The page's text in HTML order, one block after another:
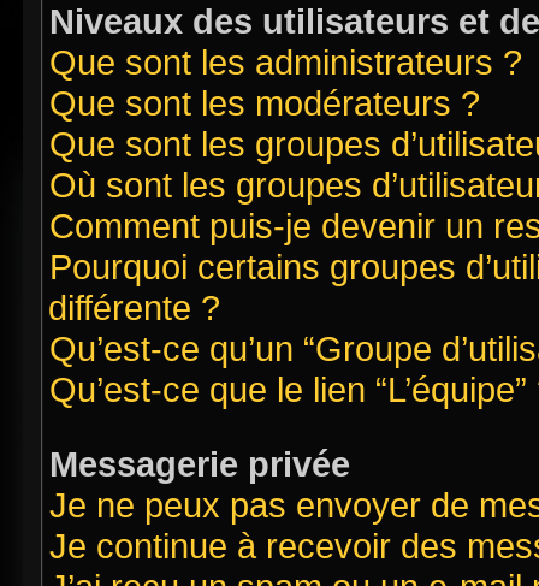
Niveaux des utilisateurs et
Que sont les administrateurs ?
Que sont les modérateurs ?
Que sont les groupes
Où sont les groupes
Comment puis-je devenir un
Pourquoi certains groupes
différente ?
Qu’est-ce qu’un “Groupe
Qu’est-ce que le lien “L’équipe”
Messagerie privée
Je ne peux pas envoyer de
Je continue à recevoir des